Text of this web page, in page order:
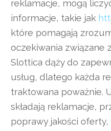
reklamacje, mogą
informacje, takie jak
które pomagają
oczekiwania związane
Slottica dąży do
usług, dlatego każda
traktowana poważnie.
składają reklamacje,
poprawy jakości oferty,